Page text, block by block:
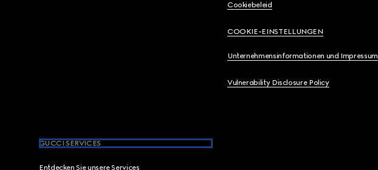
Cookiebeleid
COOKIE-EINSTELLUNGEN
Unternehmensinformationen und Impressum
Vulnerability Disclosure Policy
GUCCI SERVICES
Entdecken Sie unsere Services